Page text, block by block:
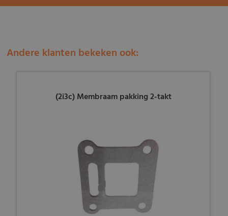
Andere klanten bekeken ook:
(2i3c) Membraam pakking 2-takt